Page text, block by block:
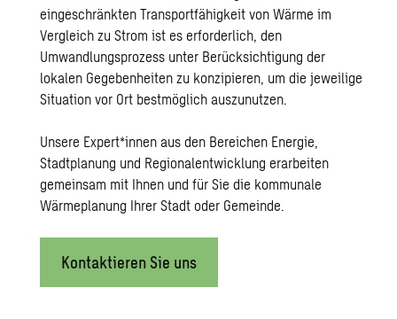
eingeschränkten Transportfähigkeit von Wärme im
Vergleich zu Strom ist es erforderlich, den
Umwandlungsprozess unter Berücksichtigung der
lokalen Gegebenheiten zu konzipieren, um die jeweilige
Situation vor Ort bestmöglich auszunutzen.
Unsere Expert*innen aus den Bereichen Energie,
Stadtplanung und Regionalentwicklung erarbeiten
gemeinsam mit Ihnen und für Sie die kommunale
Wärmeplanung Ihrer Stadt oder Gemeinde.
Kontaktieren Sie uns